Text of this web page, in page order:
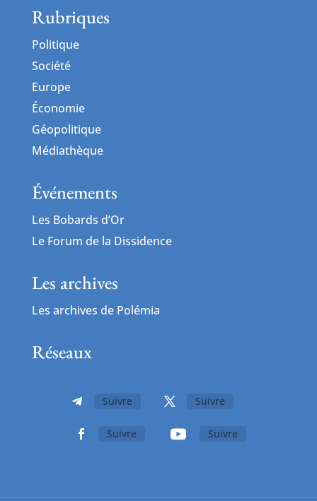
Rubriques
Politique
Société
Europe
Économie
Géopolitique
Médiathèque
Événements
Les Bobards d’Or
Le Forum de la Dissidence
Les archives
Les archives de Polémia
Réseaux
Suivre Suivre
Suivre Suivre